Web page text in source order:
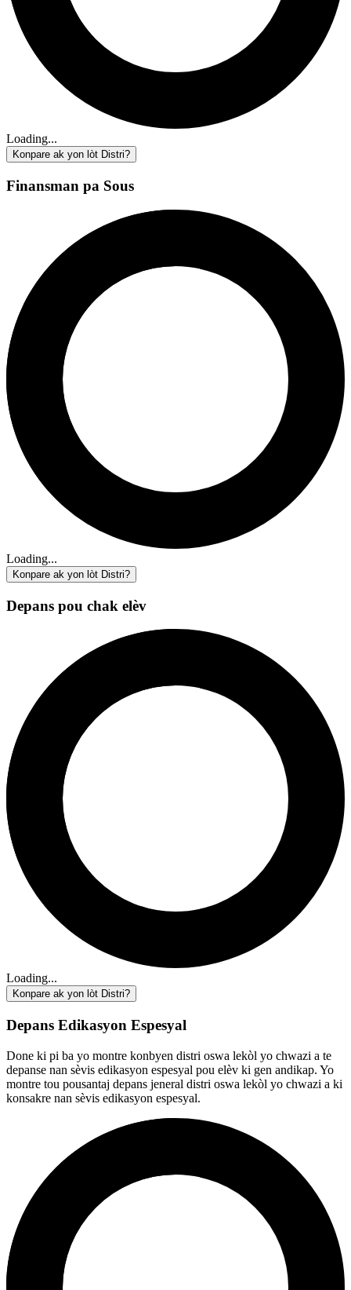
Loading...
Konpare ak yon lòt Distri?
Finansman pa Sous
Loading...
Konpare ak yon lòt Distri?
Depans pou chak elèv
Loading...
Konpare ak yon lòt Distri?
Depans Edikasyon Espesyal
Done ki pi ba yo montre konbyen distri oswa lekòl yo chwazi a te
depanse nan sèvis edikasyon espesyal pou elèv ki gen andikap. Yo
montre tou pousantaj depans jeneral distri oswa lekòl yo chwazi a ki
konsakre nan sèvis edikasyon espesyal.